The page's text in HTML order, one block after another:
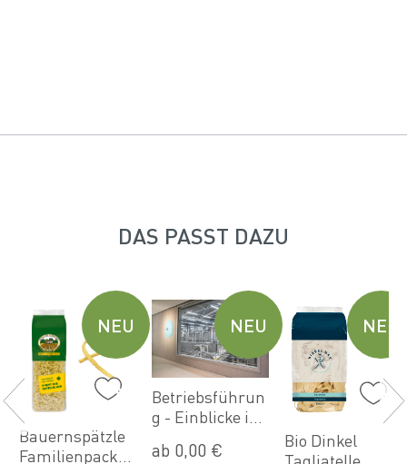
DAS PASST DAZU
NEU
Bauernspätzle
Familienpacku
NEU
Betriebsführun
g - Einblicke in
Nudeln (Sep)
ab 0,00 €
NEU
Bio Dinkel
Tagliatelle